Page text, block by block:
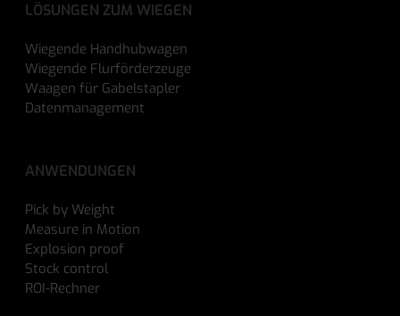
LÖSUNGEN ZUM WIEGEN
Wiegende Handhubwagen
Wiegende Flurförderzeuge
Waagen für Gabelstapler
Datenmanagement
ANWENDUNGEN
Pick by Weight
Measure in Motion
Explosion proof
Stock control
ROI-Rechner